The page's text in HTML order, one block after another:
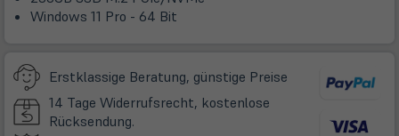
Windows 11 Pro - 64 Bit
Erstklassige Beratung, günstige Preise
14 Tage Widerrufsrecht, kostenlose
Rücksendung.